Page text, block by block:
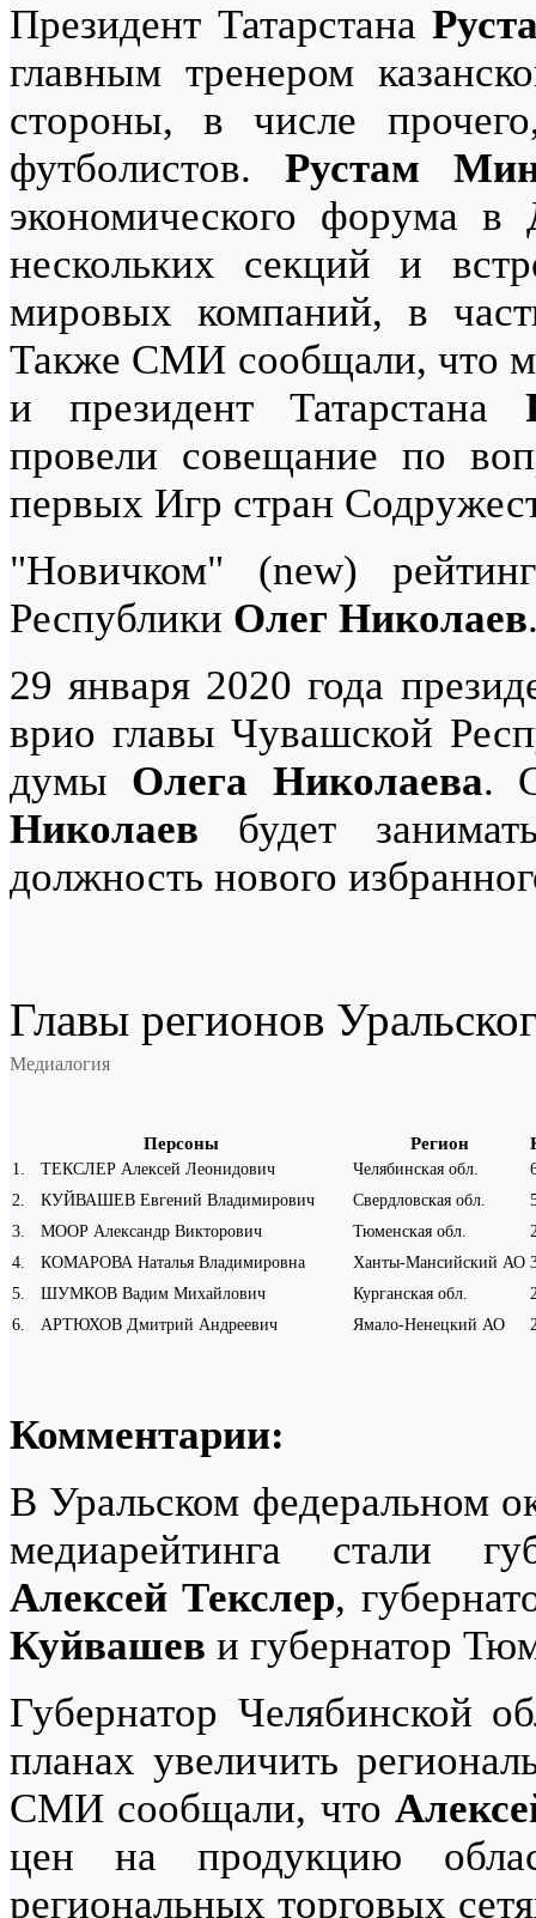
Президент Татарстана
главным тренером
стороны, в числе
футболистов. Рустам
экономического форума в
нескольких секций и
мировых компаний, в
Также СМИ сообщали, что
и президент Татарстана
провели совещание по
первых Игр стран
"Новичком" (new)
Республики Олег Николаев
29 января 2020 года
врио главы Чувашской
думы Олега Николаева.
Николаев будет
должность нового
Главы регионов
Медиалогия
Персоны Регион
1. ТЕКСЛЕР Алексей Леонидович Челябинская обл.
2. КУЙВАШЕВ Евгений Владимирович Свердловская обл.
3. МООР Александр Викторович Тюменская обл.
4. КОМАРОВА Наталья Владимировна Ханты-Мансийский АО
5. ШУМКОВ Вадим Михайлович Курганская обл.
6. АРТЮХОВ Дмитрий Андреевич Ямало-Ненецкий АО
Комментарии:
В Уральском федеральном
медиарейтинга стали
Алексей Текслер,
Куйвашев и губернатор
Губернатор Челябинской
планах увеличить
СМИ сообщали, что
цен на продукцию
региональных торговых